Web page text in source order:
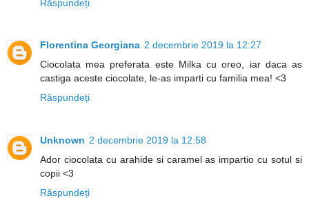
Răspundeți
Florentina Georgiana 2 decembrie 2019 la 12:27
Ciocolata mea preferata este Milka cu oreo, iar daca as
castiga aceste ciocolate, le-as imparti cu familia mea! <3
Răspundeți
Unknown 2 decembrie 2019 la 12:58
Ador ciocolata cu arahide si caramel as impartio cu sotul si
copii <3
Răspundeți